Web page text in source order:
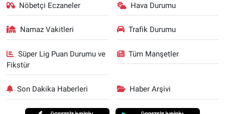
Nöbetçi Eczaneler Hava Durumu
Namaz Vakitleri Trafik Durumu
Süper Lig Puan Durumu ve
Fikstür
Tüm Manşetler
Son Dakika Haberleri Haber Arşivi